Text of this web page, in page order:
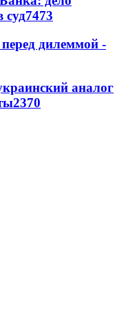
суд7473
дилеммой -
аналог
2370